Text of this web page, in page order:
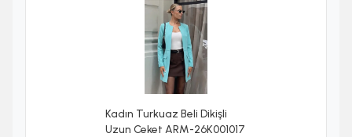
Kadın Turkuaz Beli Dikişli
Uzun Ceket ARM-26K001017